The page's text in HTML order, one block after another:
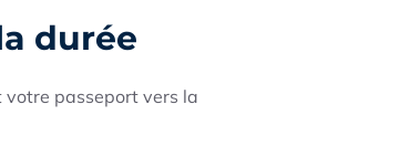
durée
votre passeport vers la